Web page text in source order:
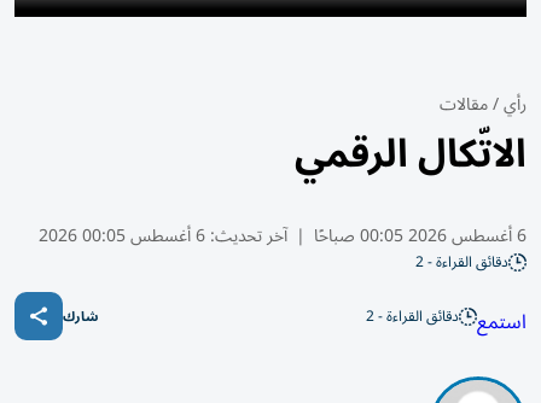
رأي/مقالات
الاتّكال الرقمي
6 أغسطس 2026 00:05 صباحًا | آخر تحديث:6 أغسطس 00:05 2026
دقائق القراءة - 2
استمع دقائق القراءة - 2 شارك